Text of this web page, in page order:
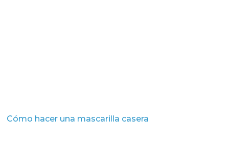
Cómo hacer una mascarilla casera